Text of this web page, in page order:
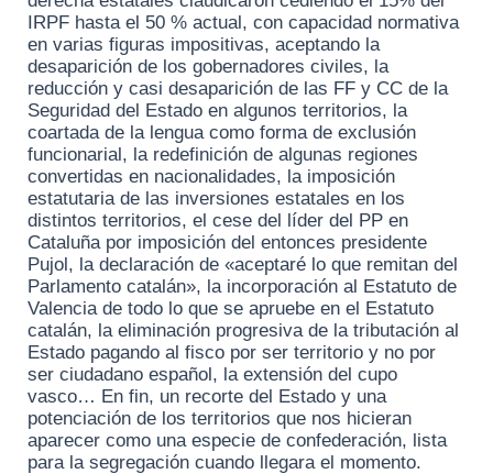
IRPF hasta el 50 % actual, con capacidad normativa
en varias figuras impositivas, aceptando la
desaparición de los gobernadores civiles, la
reducción y casi desaparición de las FF y CC de la
Seguridad del Estado en algunos territorios, la
coartada de la lengua como forma de exclusión
funcionarial, la redefinición de algunas regiones
convertidas en nacionalidades, la imposición
estatutaria de las inversiones estatales en los
distintos territorios, el cese del líder del PP en
Cataluña por imposición del entonces presidente
Pujol, la declaración de «aceptaré lo que remitan del
Parlamento catalán», la incorporación al Estatuto de
Valencia de todo lo que se apruebe en el Estatuto
catalán, la eliminación progresiva de la tributación al
Estado pagando al fisco por ser territorio y no por
ser ciudadano español, la extensión del cupo
vasco… En fin, un recorte del Estado y una
potenciación de los territorios que nos hicieran
aparecer como una especie de confederación, lista
para la segregación cuando llegara el momento.